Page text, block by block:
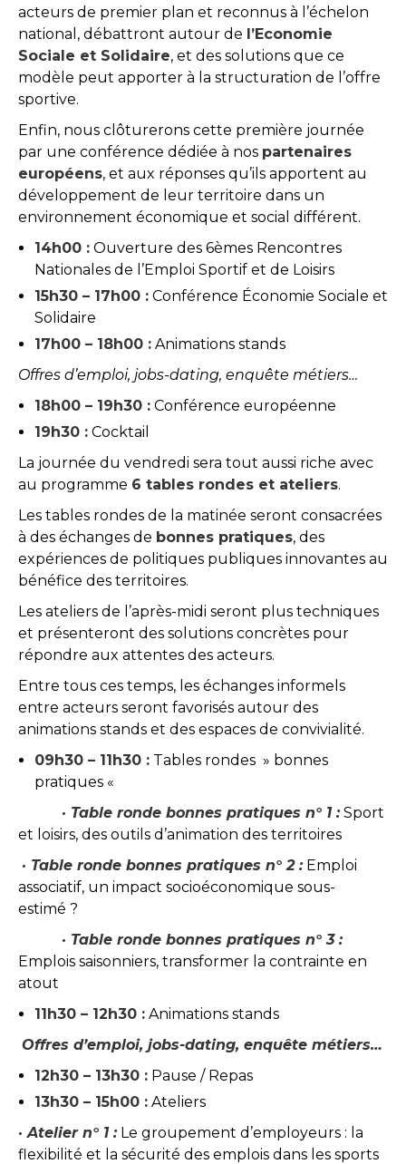
acteurs de premier plan et reconnus à l’échelon
national, débattront autour de l’Economie
Sociale et Solidaire, et des solutions que ce
modèle peut apporter à la structuration de l’offre
sportive.
Enfin, nous clôturerons cette première journée
par une conférence dédiée à nos partenaires
européens, et aux réponses qu’ils apportent au
développement de leur territoire dans un
environnement économique et social différent.
14h00 : Ouverture des 6èmes Rencontres
Nationales de l’Emploi Sportif et de Loisirs
15h30 – 17h00 : Conférence Économie Sociale et
Solidaire
17h00 – 18h00 : Animations stands
Offres d’emploi, jobs-dating, enquête métiers…
18h00 – 19h30 : Conférence européenne
19h30 : Cocktail
La journée du vendredi sera tout aussi riche avec
au programme 6 tables rondes et ateliers.
Les tables rondes de la matinée seront consacrées
à des échanges de bonnes pratiques, des
expériences de politiques publiques innovantes au
bénéfice des territoires.
Les ateliers de l’après-midi seront plus techniques
et présenteront des solutions concrètes pour
répondre aux attentes des acteurs.
Entre tous ces temps, les échanges informels
entre acteurs seront favorisés autour des
animations stands et des espaces de convivialité.
09h30 – 11h30 : Tables rondes » bonnes
pratiques «
· Table ronde bonnes pratiques n° 1 :Sport
et loisirs, des outils d’animation des territoires
· Table ronde bonnes pratiques n° 2 :Emploi
associatif, un impact socioéconomique sous-
estimé ?
· Table ronde bonnes pratiques n° 3 :
Emplois saisonniers, transformer la contrainte en
atout
11h30 – 12h30 : Animations stands
Offres d’emploi, jobs-dating, enquête métiers…
12h30 – 13h30 : Pause / Repas
13h30 – 15h00 : Ateliers
· Atelier n° 1 :Le groupement d’employeurs : la
flexibilité et la sécurité des emplois dans les sports